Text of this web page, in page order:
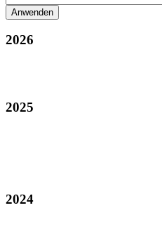
2026
2025
2024